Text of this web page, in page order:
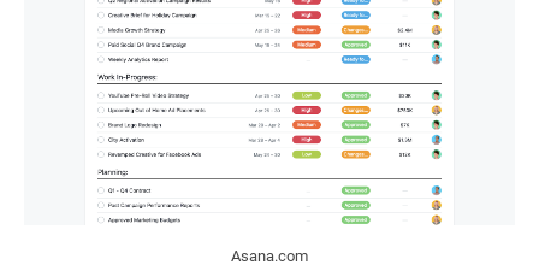
Asana.com